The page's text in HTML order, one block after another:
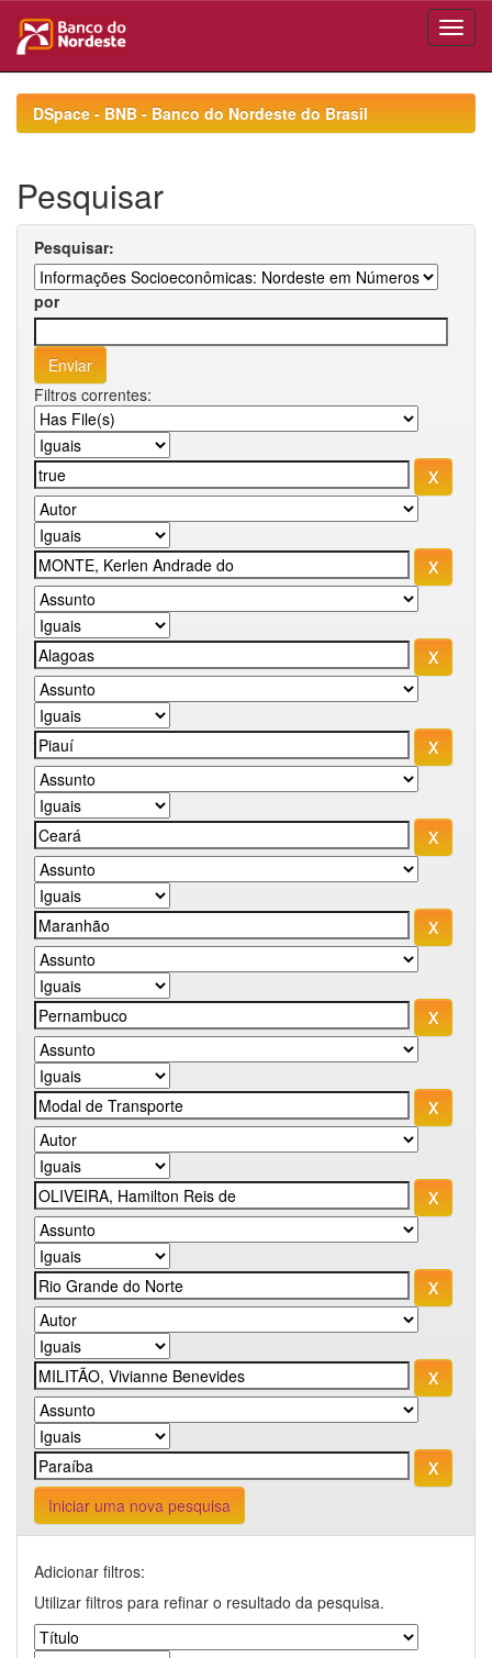
navigationDSpace - BNB - Banco do Nordeste do Brasil
Pesquisar
Pesquisar:
por
Filtros correntes:
Iniciar uma nova pesquisa
Adicionar filtros:
Utilizar filtros para refinar o resultado da pesquisa.